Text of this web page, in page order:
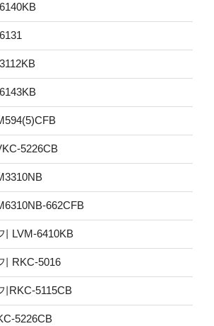
5226CB
662CFB
LVM-6410KB
RKC-5016
RKC-5115CB
5226CB